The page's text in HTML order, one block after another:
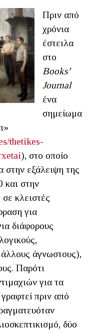
Πριν από
χρόνια
έστειλα
στο
Books’
Journal
ένα
σημείωμα
thetikes-
), στο οποίο
στην εξάλειψη της
και στην
κλειστές
για
διάφορους
άλλους άγνωστους),
Παρότι
για τα
πριν από
δύο